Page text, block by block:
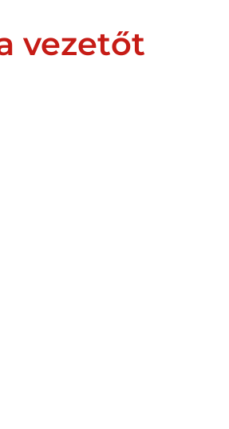
vezetőt